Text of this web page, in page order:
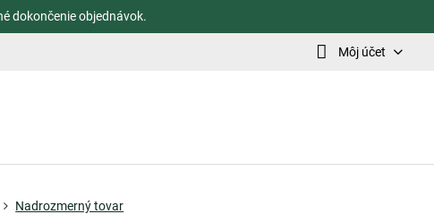
dokončenie objednávok.
Môj účet
Nadrozmerný tovar